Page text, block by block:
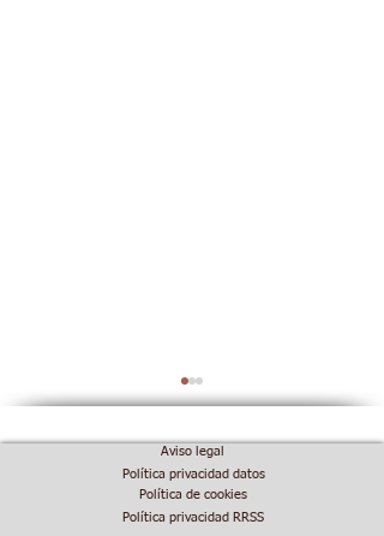
Aviso legal
Política privacidad datos
Política de cookies
Política privacidad RRSS